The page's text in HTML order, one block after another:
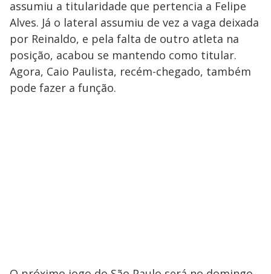
assumiu a titularidade que pertencia a Felipe
Alves. Já o lateral assumiu de vez a vaga deixada
por Reinaldo, e pela falta de outro atleta na
posição, acabou se mantendo como titular.
Agora, Caio Paulista, recém-chegado, também
pode fazer a função.